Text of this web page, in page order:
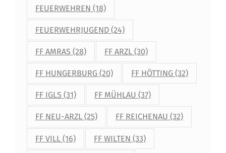
FEUERWEHREN (18)
FEUERWEHRJUGEND(24)
FF AMRAS (28) FF ARZL (30)
FF HUNGERBURG(20) FF HÖTTING (32)
FF IGLS (31) FF MÜHLAU (37)
FF NEU-ARZL(25) FF REICHENAU (32)
FF VILL(16) FF WILTEN (33)